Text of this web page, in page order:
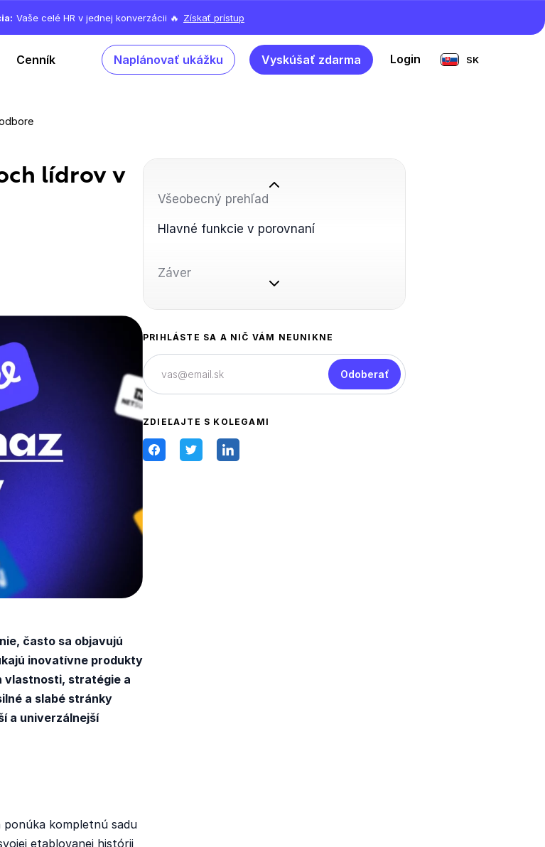
Vaše celé HR v jednej konverzácii 🔥 Získať prístup
Cenník Naplánovať ukážku Vyskúšať zdarma Login SK
lídrov v
často sa objavujú
inovatívne produkty
vlastnosti, stratégie a
a slabé stránky
a univerzálnejší
ponúka kompletnú sadu
etablovanej histórii
Všeobecný prehľad
Hlavné funkcie v porovnaní
Záver
PRIHLÁSTE SA A NIČ VÁM NEUNIKNE
Odoberať
ZDIEĽAJTE S KOLEGAMI